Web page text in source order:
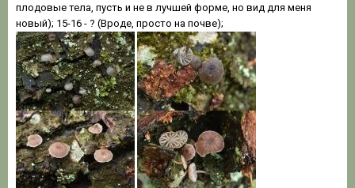
плодовые тела, пусть и не в лучшей форме, но вид для меня
новый); 15-16 - ? (Вроде, просто на почве);